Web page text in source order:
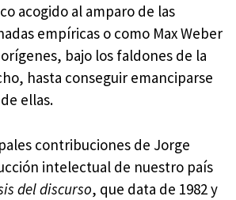
acogido al amparo de las
empíricas o como Max Weber
bajo los faldones de la
hasta conseguir emanciparse
ellas.
contribuciones de Jorge
intelectual de nuestro país
del discurso, que data de 1982 y